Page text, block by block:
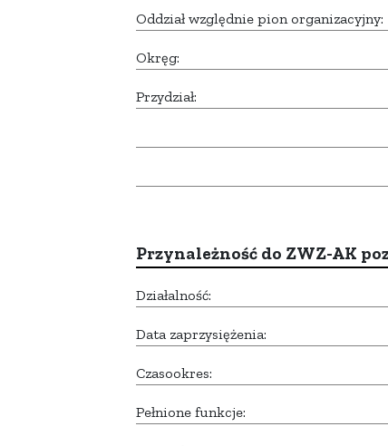
Oddział względnie pion organizacyjny:
Okręg:
Przydział:
Przynależność do ZWZ-AK
Działalność:
Data zaprzysiężenia:
Czasookres:
Pełnione funkcje: